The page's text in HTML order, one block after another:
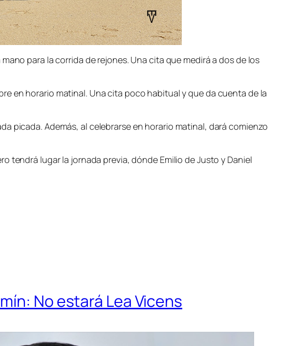
para la corrida de rejones. Una cita que medirá a dos de los
en horario matinal. Una cita poco habitual y que da cuenta de la
picada. Además, al celebrarse en horario matinal, dará comienzo
tendrá lugar la jornada previa, dónde Emilio de Justo y Daniel
No estará Lea Vicens